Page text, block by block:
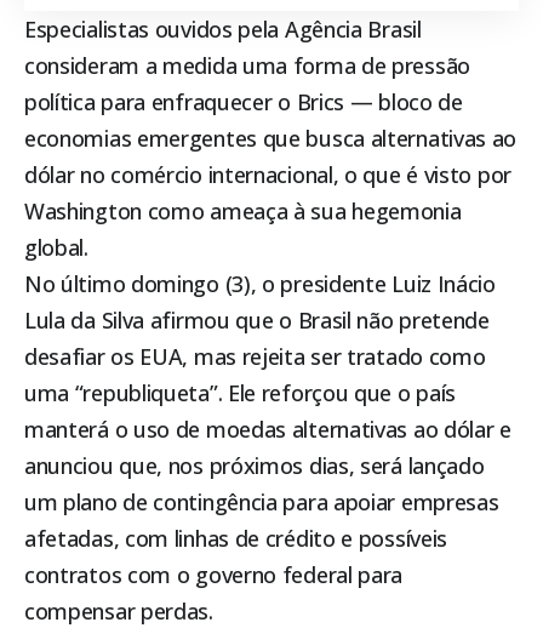
Especialistas ouvidos pela Agência Brasil
consideram a medida uma forma de pressão
política para enfraquecer o Brics — bloco de
economias emergentes que busca alternativas ao
dólar no comércio internacional, o que é visto por
Washington como ameaça à sua hegemonia
global.
No último domingo (3), o presidente Luiz Inácio
Lula da Silva afirmou que o Brasil não pretende
desafiar os EUA, mas rejeita ser tratado como
uma “republiqueta”. Ele reforçou que o país
manterá o uso de moedas alternativas ao dólar e
anunciou que, nos próximos dias, será lançado
um plano de contingência para apoiar empresas
afetadas, com linhas de crédito e possíveis
contratos com o governo federal para
compensar perdas.